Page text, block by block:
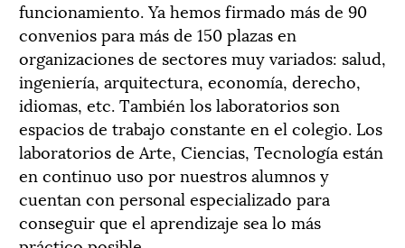
funcionamiento. Ya hemos firmado más de 90
convenios para más de 150 plazas en
organizaciones de sectores muy variados: salud,
ingeniería, arquitectura, economía, derecho,
idiomas, etc. También los laboratorios son
espacios de trabajo constante en el colegio. Los
laboratorios de Arte, Ciencias, Tecnología están
en continuo uso por nuestros alumnos y
cuentan con personal especializado para
conseguir que el aprendizaje sea lo más